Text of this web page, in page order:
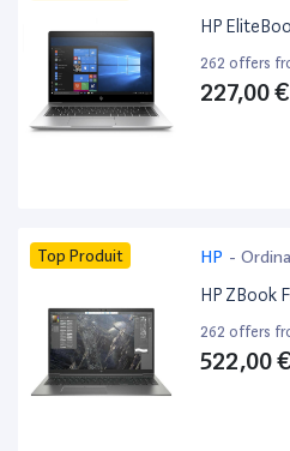
HP
262 offers
227,00 €
Top Produit HP -
HP ZBook
262 offers
522,00 €